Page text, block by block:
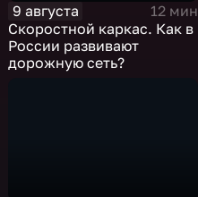
9 августа
12 мин
Скоростной каркас. Как в
России развивают
дорожную сеть?